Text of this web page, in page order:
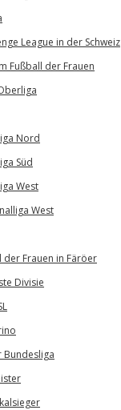
League in der Schweiz
Fußball der Frauen
Nord
Süd
West
West
der Frauen in Färöer
Divisie